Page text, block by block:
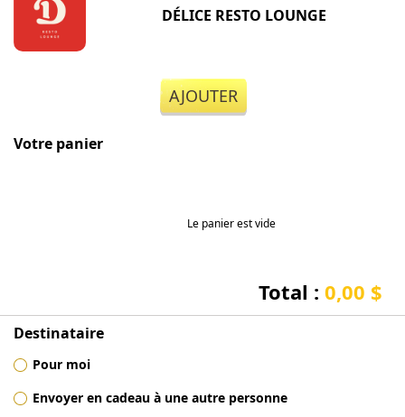
DÉLICE RESTO LOUNGE
AJOUTER
Votre panier
Le panier est vide
Total : 0,00 $
Destinataire
Pour moi
Envoyer en cadeau à une autre personne